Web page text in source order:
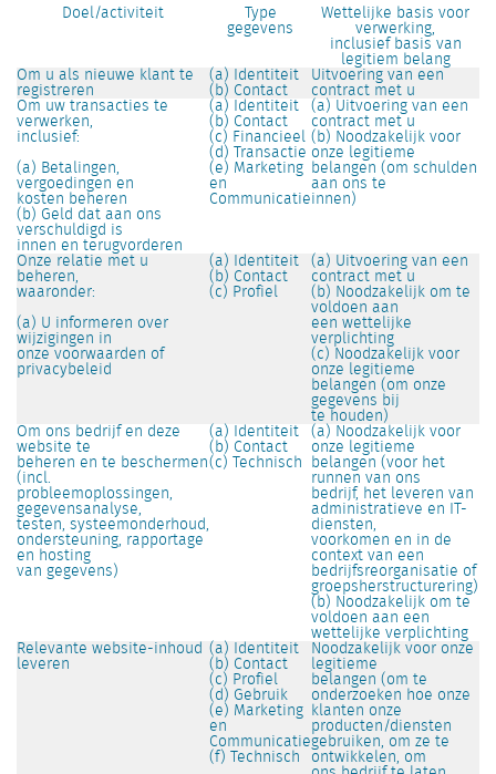
Doel/activiteit
Type
gegevens
Wettelijke basis voor
verwerking,
inclusief basis van
legitiem belang
Om u als nieuwe klant te
registreren
(a) Identiteit
(b) Contact
Uitvoering van een
contract met u
Om uw transacties te
verwerken,
inclusief:
(a) Betalingen,
vergoedingen en
kosten beheren
(b) Geld dat aan ons
verschuldigd is
innen en terugvorderen
(a) Identiteit
(b) Contact
(c) Financieel
(d) Transactie
(e) Marketing
en
Communicatie
(a) Uitvoering van een
contract met u
(b) Noodzakelijk voor
onze legitieme
belangen (om schulden
aan ons te
innen)
Onze relatie met u
beheren,
waaronder:
(a) U informeren over
wijzigingen in
onze voorwaarden of
privacybeleid
(a) Identiteit
(b) Contact
(c) Profiel
(a) Uitvoering van een
contract met u
(b) Noodzakelijk om te
voldoen aan
een wettelijke
verplichting
(c) Noodzakelijk voor
onze legitieme
belangen (om onze
gegevens bij
te houden)
Om ons bedrijf en deze
website te
beheren en te beschermen
(incl.
probleemoplossingen,
gegevensanalyse,
testen, systeemonderhoud,
ondersteuning, rapportage
en hosting
van gegevens)
(a) Identiteit
(b) Contact
(c) Technisch
(a) Noodzakelijk voor
onze legitieme
belangen (voor het
runnen van ons
bedrijf, het leveren van
administratieve en IT-
diensten,
voorkomen en in de
context van een
bedrijfsreorganisatie of
groepsherstructurering)
(b) Noodzakelijk om te
voldoen aan een
wettelijke verplichting
Relevante website-inhoud
leveren
(a) Identiteit
(b) Contact
(c) Profiel
(d) Gebruik
(e) Marketing
en
Communicatie
(f) Technisch
Noodzakelijk voor onze
legitieme
belangen (om te
onderzoeken hoe onze
klanten onze
producten/diensten
gebruiken, om ze te
ontwikkelen, om